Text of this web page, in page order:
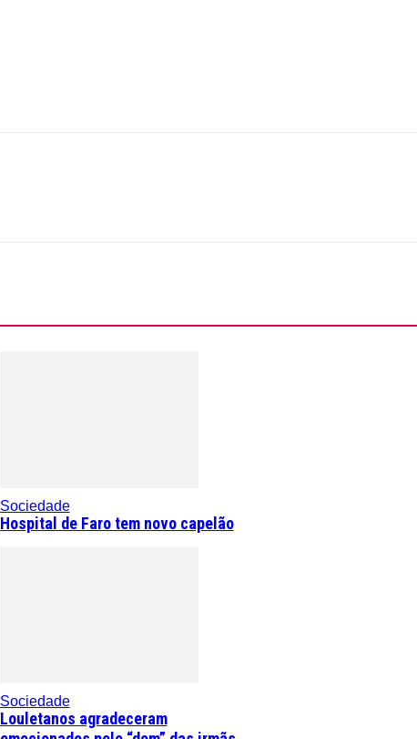
Sociedade
Hospital de Faro tem novo capelão
Sociedade
Louletanos agradeceram